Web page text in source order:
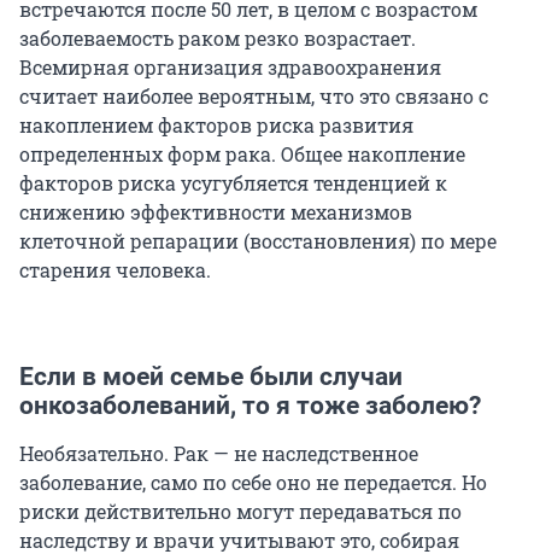
встречаются после 50 лет, в целом с возрастом
заболеваемость раком резко возрастает.
Всемирная организация здравоохранения
считает наиболее вероятным, что это связано с
накоплением факторов риска развития
определенных форм рака. Общее накопление
факторов риска усугубляется тенденцией к
снижению эффективности механизмов
клеточной репарации (восстановления) по мере
старения человека.
Если в моей семье были случаи
онкозаболеваний, то я тоже заболею?
Необязательно. Рак — не наследственное
заболевание, само по себе оно не передается. Но
риски действительно могут передаваться по
наследству и врачи учитывают это, собирая